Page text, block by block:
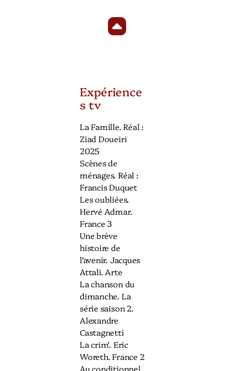
Expérience
s tv
La Famille. Réal :
Ziad Doueiri
2025
Scènes de
ménages. Réal :
Francis Duquet
Les oubliées.
Hervé Admar.
France 3
Une brève
histoire de
l’avenir. Jacques
Attali. Arte
La chanson du
dimanche. La
série saison 2.
Alexandre
Castagnetti
La crim’. Eric
Woreth. France 2
Au conditionnel.